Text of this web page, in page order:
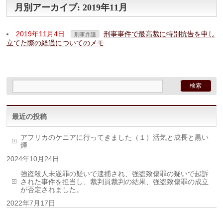
月別アーカイブ: 2019年11月
2019年11月4日 刑事弁護
刑事事件で最高裁に特別抗告を申し
立てた際の経過についてのメモ
最近の投稿
アフリカのケニアに行ってきました（１）活気と成長と黒い
煙
2024年10月24日
強盗殺人未遂罪の疑いで逮捕され、強盗致傷罪の疑いで起訴
された事件を担当し、裁判員裁判の結果、強盗致傷罪の成立
が否定されました。
2022年7月17日